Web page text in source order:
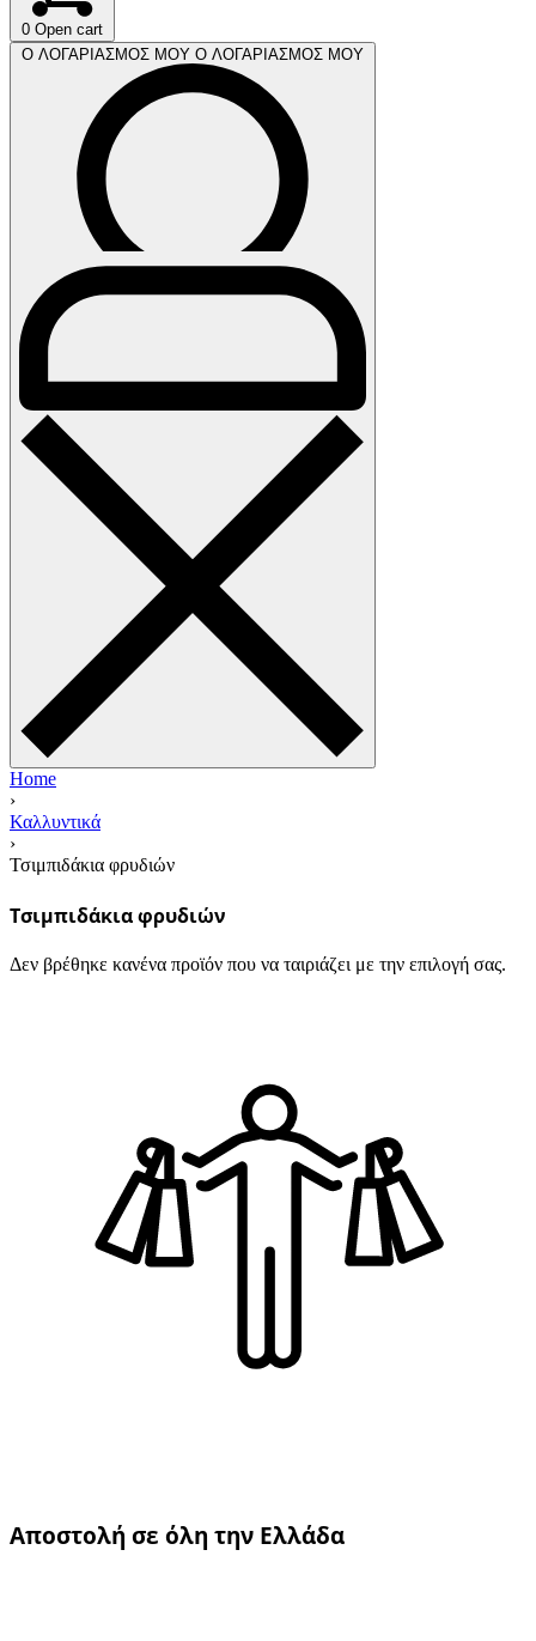
0 Open cart
Ο ΛΟΓΑΡΙΑΣΜΟΣ ΜΟΥ Ο ΛΟΓΑΡΙΑΣΜΟΣ ΜΟΥ
Home
›
Καλλυντικά
›
Τσιμπιδάκια φρυδιών
Τσιμπιδάκια φρυδιών
Δεν βρέθηκε κανένα προϊόν που να ταιριάζει με την επιλογή σας.
Αποστολή σε όλη την Ελλάδα